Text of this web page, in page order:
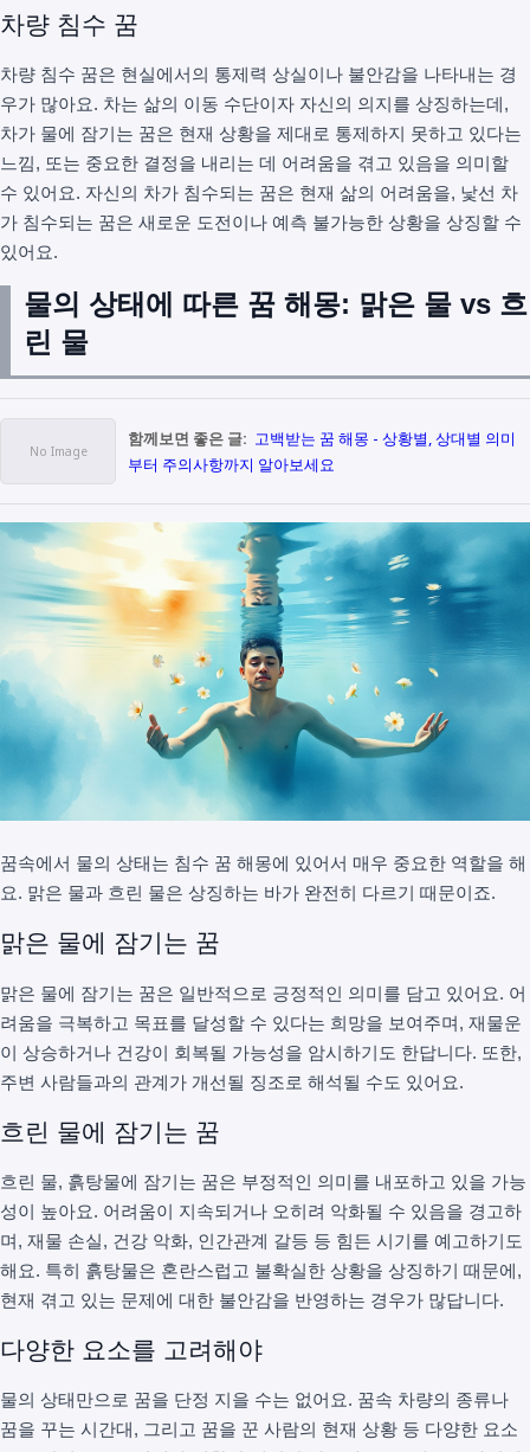
차량 침수 꿈
차량 침수 꿈은 현실에서의 통제력 상실이나 불안감을 나타내는 경
우가 많아요. 차는 삶의 이동 수단이자 자신의 의지를 상징하는데,
차가 물에 잠기는 꿈은 현재 상황을 제대로 통제하지 못하고 있다는
느낌, 또는 중요한 결정을 내리는 데 어려움을 겪고 있음을 의미할
수 있어요. 자신의 차가 침수되는 꿈은 현재 삶의 어려움을, 낯선 차
가 침수되는 꿈은 새로운 도전이나 예측 불가능한 상황을 상징할 수
있어요.
물의 상태에 따른 꿈 해몽: 맑은 물 vs 흐
린 물
함께보면 좋은 글: 고백받는 꿈 해몽 - 상황별, 상대별 의미
부터 주의사항까지 알아보세요
꿈속에서 물의 상태는 침수 꿈 해몽에 있어서 매우 중요한 역할을 해
요. 맑은 물과 흐린 물은 상징하는 바가 완전히 다르기 때문이죠.
맑은 물에 잠기는 꿈
맑은 물에 잠기는 꿈은 일반적으로 긍정적인 의미를 담고 있어요. 어
려움을 극복하고 목표를 달성할 수 있다는 희망을 보여주며, 재물운
이 상승하거나 건강이 회복될 가능성을 암시하기도 한답니다. 또한,
주변 사람들과의 관계가 개선될 징조로 해석될 수도 있어요.
흐린 물에 잠기는 꿈
흐린 물, 흙탕물에 잠기는 꿈은 부정적인 의미를 내포하고 있을 가능
성이 높아요. 어려움이 지속되거나 오히려 악화될 수 있음을 경고하
며, 재물 손실, 건강 악화, 인간관계 갈등 등 힘든 시기를 예고하기도
해요. 특히 흙탕물은 혼란스럽고 불확실한 상황을 상징하기 때문에,
현재 겪고 있는 문제에 대한 불안감을 반영하는 경우가 많답니다.
다양한 요소를 고려해야
물의 상태만으로 꿈을 단정 지을 수는 없어요. 꿈속 차량의 종류나
꿈을 꾸는 시간대, 그리고 꿈을 꾼 사람의 현재 상황 등 다양한 요소